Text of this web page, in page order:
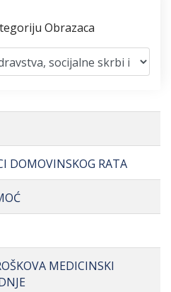
Obrazaca
DOMOVINSKOG RATA
MEDICINSKI